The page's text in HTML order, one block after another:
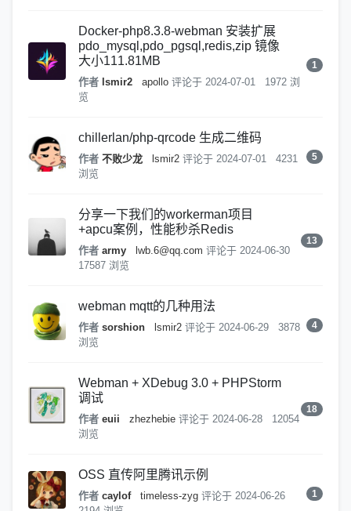
Docker-php8.3.8-webman 安装扩展
pdo_mysql,pdo_pgsql,redis,zip 镜像
大小111.81MB
作者 lsmir2 apollo 评论于 2024-07-01
1972 浏
览
1
chillerlan/php-qrcode 生成二维码
作者 不败少龙 lsmir2 评论于 2024-07-01
4231
浏览
5
分享一下我们的workerman项目
+apcu案例，性能秒杀Redis
作者 army lwb.6@qq.com 评论于 2024-06-30
17587 浏览
13
webman mqtt的几种用法
作者 sorshion lsmir2 评论于 2024-06-29
3878
浏览
4
Webman + XDebug 3.0 + PHPStorm
调试
作者 euii zhezhebie 评论于 2024-06-28
12054
浏览
18
OSS 直传阿里腾讯示例
作者 caylof timeless-zyg 评论于 2024-06-26
1